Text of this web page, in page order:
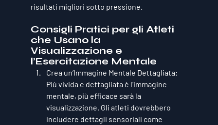
risultati migliori sotto pressione.
Consigli Pratici per gli Atleti
che Usano la
Visualizzazione e
l’Esercitazione Mentale
Crea un’Immagine Mentale Dettagliata:
Più vivida e dettagliata è l’immagine
mentale, più efficace sarà la
visualizzazione. Gli atleti dovrebbero
includere dettagli sensoriali come